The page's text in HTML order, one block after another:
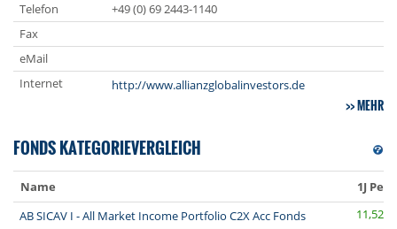
Telefon
+49 (0) 69 2443-1140
Fax
eMail
Internet
http://www.allianzglobalinvestors.de
MEHR
FONDS KATEGORIEVERGLEICH
Name
1J Perf.
AB SICAV I - All Market Income Portfolio C2X Acc Fonds
11,52